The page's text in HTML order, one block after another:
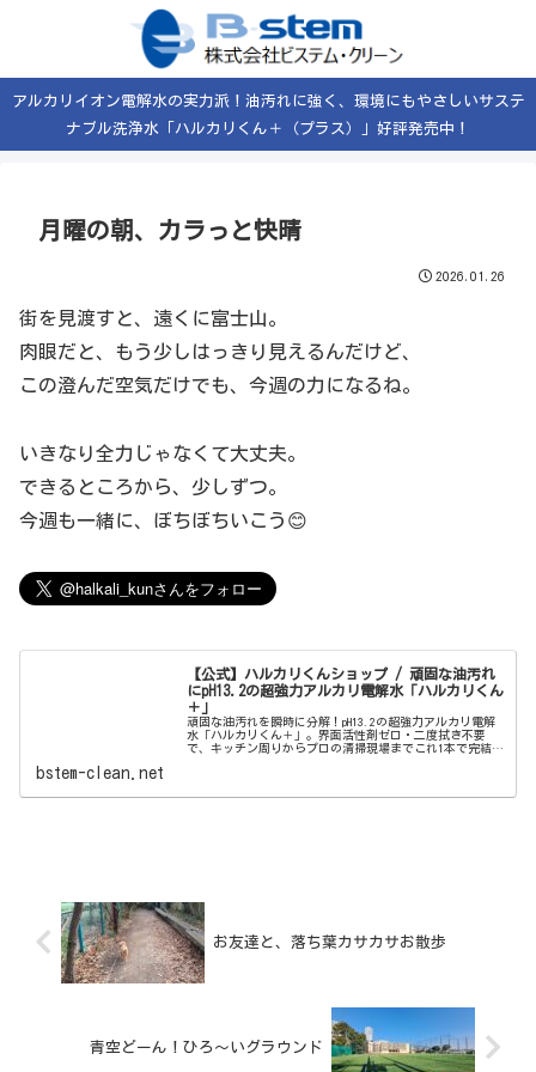
アルカリイオン電解水の実力派！油汚れに強く、環境にもやさしいサステ
ナブル洗浄水「ハルカリくん＋（プラス）」好評発売中！
月曜の朝、カラっと快晴
2026.01.26
街を見渡すと、遠くに富士山。
肉眼だと、もう少しはっきり見えるんだけど、
この澄んだ空気だけでも、今週の力になるね。
いきなり全力じゃなくて大丈夫。
できるところから、少しずつ。
今週も一緒に、ぼちぼちいこう😊
【公式】ハルカリくんショップ / 頑固な油汚れ
にpH13.2の超強力アルカリ電解水「ハルカリくん
＋」
頑固な油汚れを瞬時に分解！pH13.2の超強力アルカリ電解
水「ハルカリくん＋」。界面活性剤ゼロ・二度拭き不要
で、キッチン周りからプロの清掃現場までこれ1本で完結。
bstem-clean.net
お友達と、落ち葉カサカサお散歩
青空どーん！ひろ〜いグラウンド